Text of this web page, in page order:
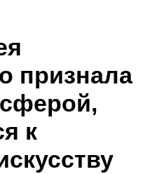
признала
к